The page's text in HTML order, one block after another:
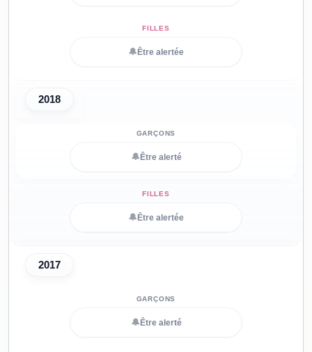
🔔 Être alertée
2018
🔔 Être alerté
🔔 Être alertée
2017
🔔 Être alerté